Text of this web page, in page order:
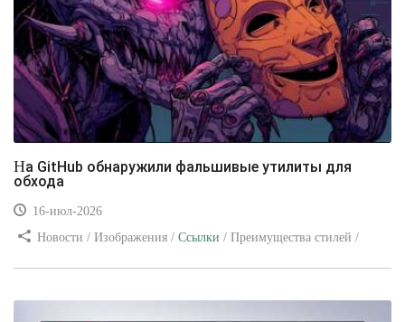
На GitHub обнаружили фальшивые утилиты для
обхода
16-июл-2026
Новости / Изображения / Ссылки / Преимущества стилей /